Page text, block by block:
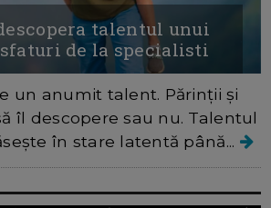
talentul unui
de la specialisti
un anumit talent. Părinții și
îl descopere sau nu. Talentul
în stare latentă până...